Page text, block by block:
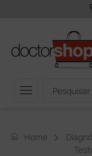
menu
home Home